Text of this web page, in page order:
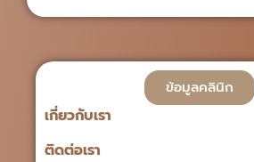
ข้อมูลคลินิก
เกี่ยวกับเรา
ติดต่อเรา